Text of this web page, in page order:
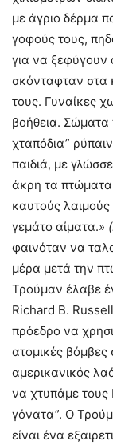
με άγριο δέρμα
γοφούς τους,
για να ξεφύγουν
σκόνταφταν στα
τους. Γυναίκες
βοήθεια. Σώματα
χταπόδια”
παιδιά, με
άκρη τα
καυτούς
γεμάτο αίματα.» (
φαινόταν να
μέρα μετά την
Τρούμαν έλαβε
Richard B.
πρόεδρο να
ατομικές βόμβες
αμερικανικός
να χτυπάμε τους
γόνατα”. Ο
είναι ένα